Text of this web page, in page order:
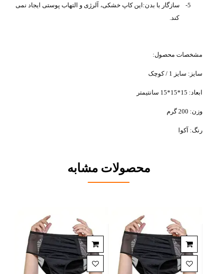
5-
سازگار با بدن:این کاپ خشکی، آلرژی و التهاب پوستی ایجاد نمی
کند.
مشخصات محصول:
سایز: سایز 1 / کوچک
ابعاد: 15*15*15 سانتیمتر
وزن: 200 گرم
رنگ: آکوا
محصولات مشابه